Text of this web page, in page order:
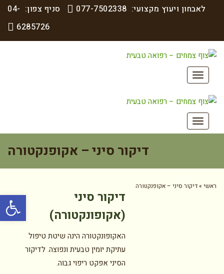
לאבחון ויעוץ מקצועי: 077-7502338 סניף צפון: 04-
6285726
תפריט
תפריט
דיקור סיני – אקופנקטורה
ראשי »דיקור סיני – אקופנקטורה
דיקור סיני
(אקופונקטורה)
האקופונקטורה הינה שיטת טיפול
עתיקת יומין טבעית ונפוצה. לדיקור
הסיני אפקט ריפוי גבוה.
פתח